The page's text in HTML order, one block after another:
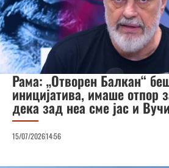
Рама: „Отворен Балкан“
иницијатива, имаше отпор
дека зад неа сме јас и
15/07/202614:56